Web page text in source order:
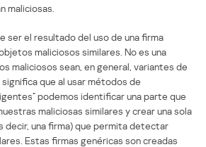
maliciosas.
ser el resultado del uso de una firma
maliciosos similares. No es una
maliciosos sean, en general, variantes de
que al usar métodos de
podemos identificar una parte que
maliciosas similares y crear una sola
decir, una firma) que permita detectar
Estas firmas genéricas son creadas